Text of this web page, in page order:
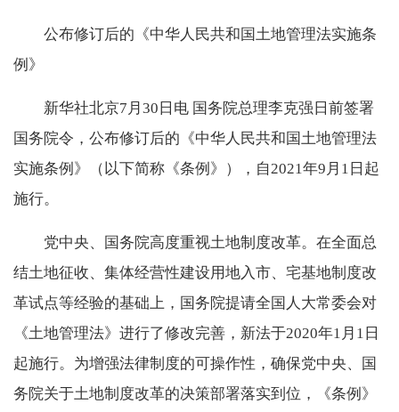
公布修订后的《中华人民共和国土地管理法实施条
例》
新华社北京7月30日电 国务院总理李克强日前签署
国务院令，公布修订后的《中华人民共和国土地管理法
实施条例》（以下简称《条例》），自2021年9月1日起
施行。
党中央、国务院高度重视土地制度改革。在全面总
结土地征收、集体经营性建设用地入市、宅基地制度改
革试点等经验的基础上，国务院提请全国人大常委会对
《土地管理法》进行了修改完善，新法于2020年1月1日
起施行。为增强法律制度的可操作性，确保党中央、国
务院关于土地制度改革的决策部署落实到位，《条例》